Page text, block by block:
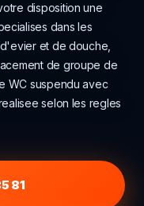
disposition une
dans les
et de douche,
de groupe de
WC suspendu avec
selon les regles
81